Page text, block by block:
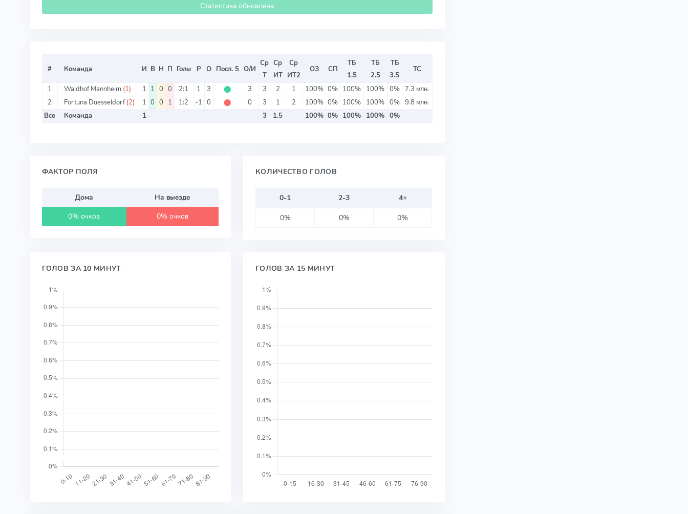
Статистика обновлена
# Команда И В Н П Голы Р О Посл. 5 О/И
Ср
Т
Ср
ИТ
Ср
ИТ2
ОЗ СП
ТБ
1.5
ТБ
2.5
ТБ
3.5
ТС
1 Waldhof Mannheim (1) 1 1 0 0 2:1 1 3 ⬤ 3 3 2 1 100% 0% 100% 100% 0%
7.3 млн.
2
Fortuna Duesseldorf (2) 1 0 0 1 1:2 -1 0 ⬤ 0 3 1 2 100% 0% 100% 100% 0% 9.8 млн.
Все
Команда 1 3 1.5 100% 0% 100% 100% 0%
ФАКТОР ПОЛЯ
Дома
На выезде
0% очков
0% очков
КОЛИЧЕСТВО ГОЛОВ
0-1 2-3
4+
0%
0% 0%
ГОЛОВ ЗА 10 МИНУТ ГОЛОВ ЗА 15 МИНУТ